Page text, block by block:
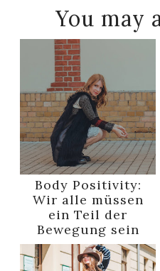
You may
Body Positivity:
Wir alle müssen
ein Teil der
Bewegung sein